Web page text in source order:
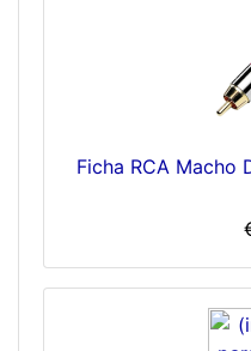
Ficha RCA Macho